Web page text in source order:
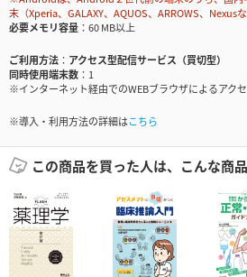
末（Xperia、GALAXY、AQUOS、ARROWS、Nexus
必要メモリ容量
60 MB以上
ご利用方法
アクセス型配信サービス（買切型）
同時使用端末数
1
※インターネット経由でのWEBブラウザによるアク
※導入・利用方法の詳細はこちら
この商品を買った人は、こんな商品